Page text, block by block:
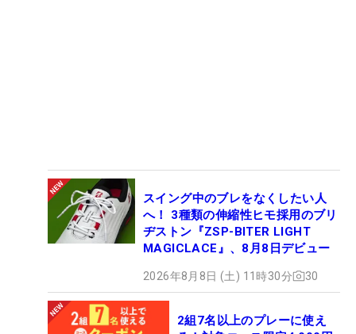
スイング中のブレをなくしたい人
へ！ 3種類の伸縮性ヒモ採用のブリ
ヂストン『ZSP-BITER LIGHT
MAGICLACE』、8月8日デビュー
2026年8月8日 (土) 11時30分 30
2組7名以上のプレーに使え